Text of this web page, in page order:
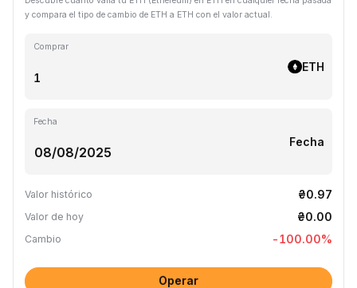
y compara el tipo de cambio de ETH a ETH con el valor actual.
Comprar
ETH
Fecha
Fecha
Valor histórico ₴0.97
Valor de hoy ₴0.00
Cambio -100.00%
Operar